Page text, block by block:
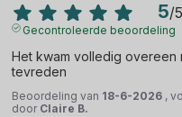
5/5
Gecontroleerde beoordeling
Het kwam volledig overeen
tevreden
Beoordeling van 18-6-2026 ,
door Claire B.